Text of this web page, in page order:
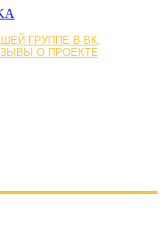
ГРУППЕ В ВК,
О ПРОЕКТЕ